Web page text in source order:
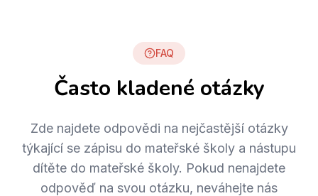
FAQ
Často kladené otázky
Zde najdete odpovědi na nejčastější otázky
týkající se zápisu do mateřské školy a nástupu
dítěte do mateřské školy. Pokud nenajdete
odpověď na svou otázku, neváhejte nás